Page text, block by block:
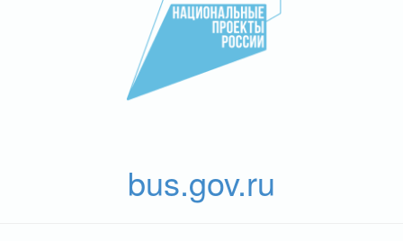
bus.gov.ru